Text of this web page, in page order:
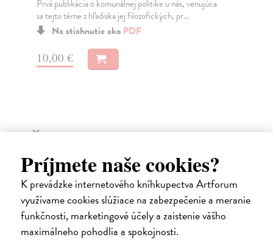
Príjmete naše cookies?
K prevádzke internetového kníhkupectva Artforum
využívame cookies slúžiace na zabezpečenie a meranie
funkčnosti, marketingové účely a zaistenie vášho
maximálneho pohodlia a spokojnosti.
Prvá publikácia o komunálnej politike u nás, venujúca
sa tejto téme z hľadiska jej filozofických, pr...
Na stiahnutie ako PDF
10,00 €
Ďalšie z kategórie európske
dejiny
na sklade